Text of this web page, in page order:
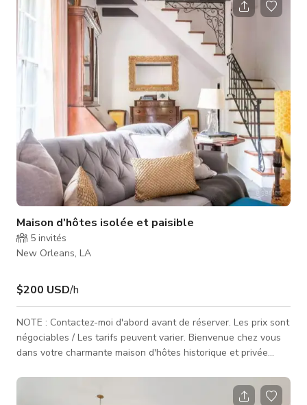
que de plusieurs espaces de travail pour vous et un
partenaire. La cuisine conviviale est entièrement équipée avec
tout ce dont vous aurez besoin pour un long séjour. Situé au
Maison d'hôtes isolée et paisible
5 invités
New Orleans, LA
$200 USD/h
NOTE : Contactez-moi d'abord avant de réserver. Les prix sont
négociables / Les tarifs peuvent varier. Bienvenue chez vous
dans votre charmante maison d'hôtes historique et privée
d'entrée, suivez l'ancien chemin jusqu'à l'arrière de la propriété
à travers la cour en briques luxuriante vers votre maison loin